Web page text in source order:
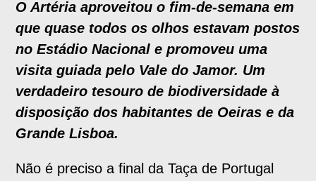
O Artéria aproveitou o fim-de-semana em
que quase todos os olhos estavam postos
no Estádio Nacional e promoveu uma
visita guiada pelo Vale do Jamor. Um
verdadeiro tesouro de biodiversidade à
disposição dos habitantes de Oeiras e da
Grande Lisboa.
Não é preciso a final da Taça de Portugal